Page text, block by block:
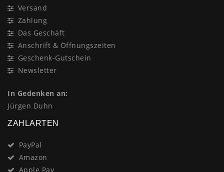
Versand
Zahlung
Das Geschäft
Anschrift & Öffnungszeiten
Geschenk-Gutschein
Newsletter
In Gedenken an:
Jürgen Duhn
ZAHLARTEN
PayPal
Amazon
Apple Pay